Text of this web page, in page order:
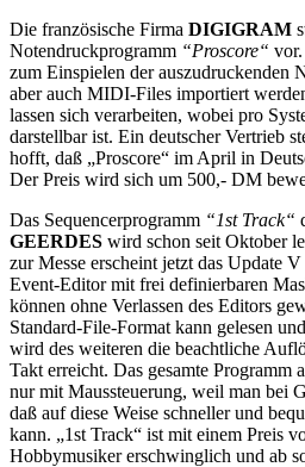
Die französische Firma DIGIGRAM
Notendruckprogramm “Proscore“
zum Einspielen der auszudruckenden
aber auch MIDI-Files importiert
lassen sich verarbeiten, wobei pro
darstellbar ist. Ein deutscher Vertrieb
hofft, daß „Proscore“ im April in
Der Preis wird sich um 500,- DM
Das Sequencerprogramm “1st Track“
GEERDES wird schon seit Oktober
zur Messe erscheint jetzt das Update
Event-Editor mit frei definierbaren
können ohne Verlassen des Editors
Standard-File-Format kann gelesen
wird des weiteren die beachtliche
Takt erreicht. Das gesamte Programm
nur mit Maussteuerung, weil man bei
daß auf diese Weise schneller und
kann. „1st Track“ ist mit einem Preis
Hobbymusiker erschwinglich und ab